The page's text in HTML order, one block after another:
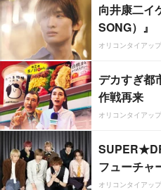
向井康二イ
SONG）』
オリコンタイアッ
デカすぎ都
作戦再来
オリコンタイアッ
フューチャ
オリコンタイアッ